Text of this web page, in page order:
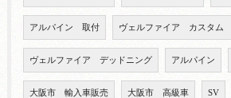
アルパイン 取付 ヴェルファイア カスタム
ヴェルファイア デッドニング アルパイン
大阪市 輸入車販売 大阪市 高級車 SV